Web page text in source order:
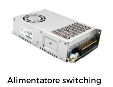
Alimentatore switching